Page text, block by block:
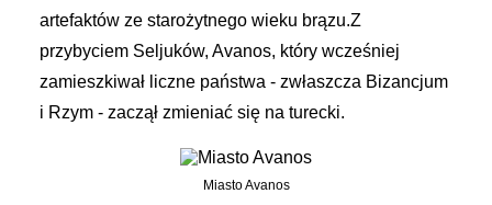
artefaktów ze starożytnego wieku brązu.Z
przybyciem Seljuków, Avanos, który wcześniej
zamieszkiwał liczne państwa - zwłaszcza Bizancjum
i Rzym - zaczął zmieniać się na turecki.
Miasto Avanos